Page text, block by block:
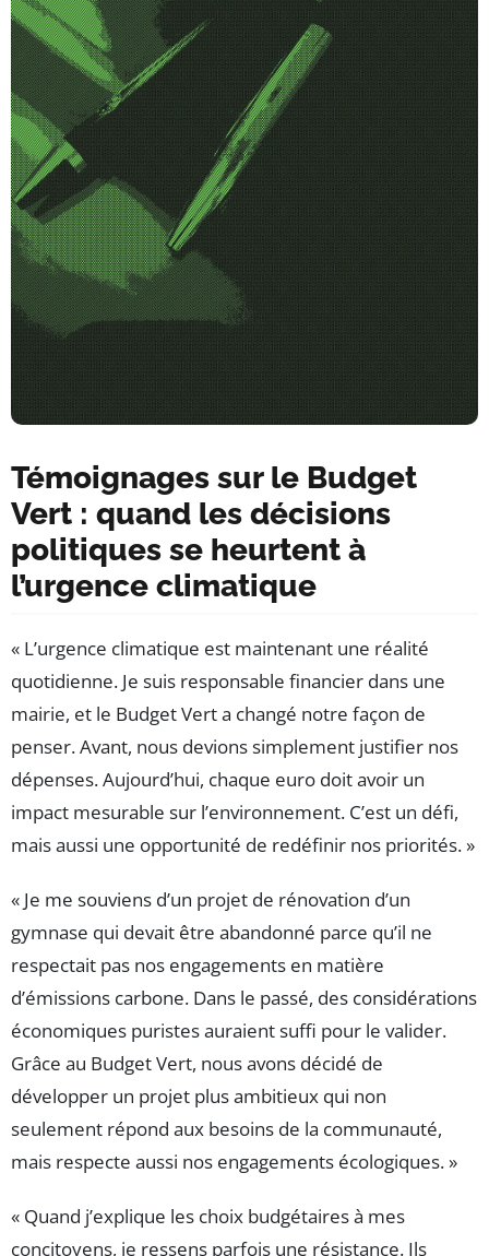
Témoignages sur le Budget
Vert : quand les décisions
politiques se heurtent à
l’urgence climatique
« L’urgence climatique est maintenant une réalité
quotidienne. Je suis responsable financier dans une
mairie, et le Budget Vert a changé notre façon de
penser. Avant, nous devions simplement justifier nos
dépenses. Aujourd’hui, chaque euro doit avoir un
impact mesurable sur l’environnement. C’est un défi,
mais aussi une opportunité de redéfinir nos priorités. »
« Je me souviens d’un projet de rénovation d’un
gymnase qui devait être abandonné parce qu’il ne
respectait pas nos engagements en matière
d’émissions carbone. Dans le passé, des considérations
économiques puristes auraient suffi pour le valider.
Grâce au Budget Vert, nous avons décidé de
développer un projet plus ambitieux qui non
seulement répond aux besoins de la communauté,
mais respecte aussi nos engagements écologiques. »
« Quand j’explique les choix budgétaires à mes
concitoyens, je ressens parfois une résistance. Ils